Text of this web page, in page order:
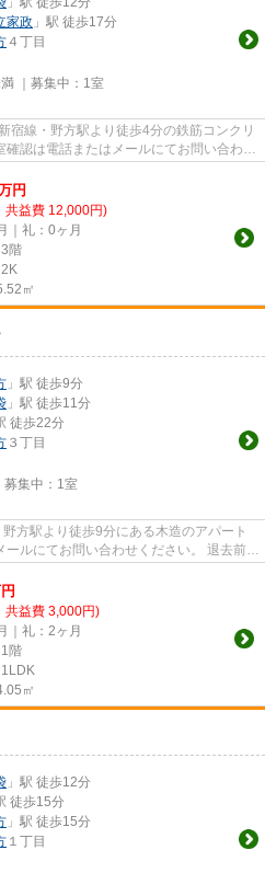
家政 」駅 徒歩17分
４丁目
｜募集中： 1室
宿線・野方駅より徒歩4分の鉄筋コンクリ
円
共益費 12,000円)
｜礼：0ヶ月
階
㎡
」駅 徒歩9分
」駅 徒歩11分
徒歩22分
３丁目
集中： 1室
方駅より徒歩9分にある木造のアパート
円
共益費 3,000円)
｜礼：2ヶ月
階
㎡
」駅 徒歩12分
徒歩15分
」駅 徒歩15分
１丁目